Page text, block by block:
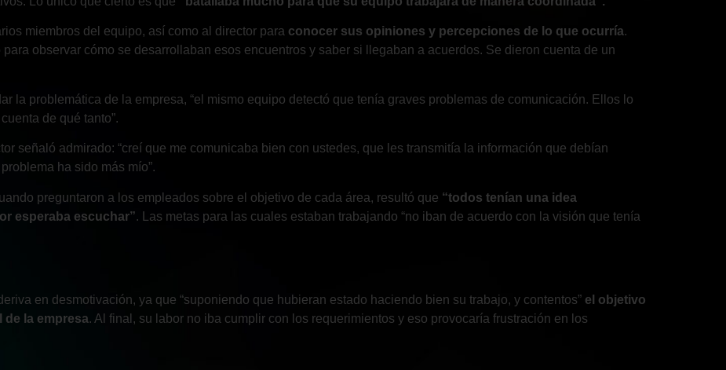
miembros del equipo, así como al director para conocer sus opiniones y percepciones de lo que ocurría.
observar cómo se desarrollaban esos encuentros y saber si llegaban a acuerdos. Se dieron cuenta de un
la problemática de la empresa, “el mismo equipo detectó que tenía graves problemas de comunicación. Ellos lo
de qué tanto”.
señaló admirado: “creí que me comunicaba bien con ustedes, que les transmitía la información que debían
ha sido más mío”.
preguntaron a los empleados sobre el objetivo de cada área, resultó que “todos tenían una idea
esperaba escuchar”. Las metas para las cuales estaban trabajando “no iban de acuerdo con la visión que tenía
en desmotivación, ya que “suponiendo que hubieran estado haciendo bien su trabajo, y contentos” el objetivo
de la empresa. Al final, su labor no iba cumplir con los requerimientos y eso provocaría frustración en los